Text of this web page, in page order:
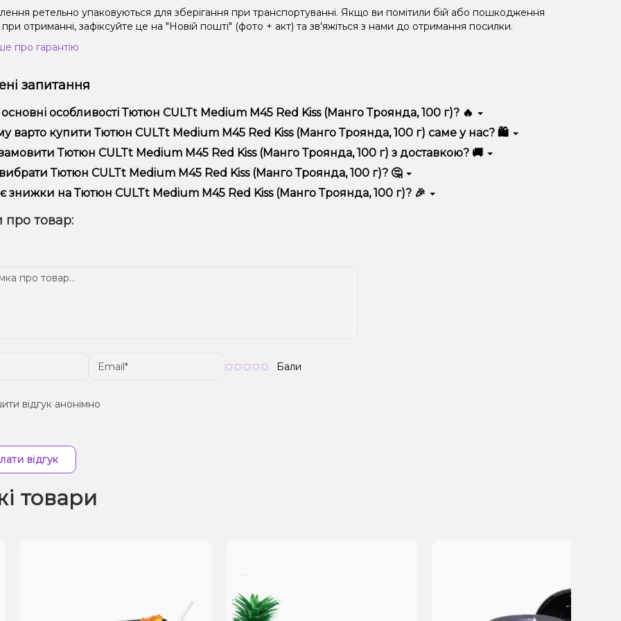
ретельно упаковуються для зберігання при транспортуванні. Якщо ви помітили бій або пошкодження
отриманні, зафіксуйте це на "Новій пошті" (фото + акт) та зв'яжіться з нами до отримання посилки.
про гарантію
запитання
основні особливості Тютюн CULTt Medium M45 Red Kiss (Манго Троянда, 100 г)? 🔥
CULTt Medium M45 Red Kiss (Манго Троянда, 100 г) відрізняється високою якістю, зручністю використання та
варто купити Тютюн CULTt Medium M45 Red Kiss (Манго Троянда, 100 г) саме у нас? 🛍️
тільки оригінальну продукцію, широкий асортимент, вигідні ціни та швидку доставку. Крім того, у нас
Тютюн CULTt Medium M45 Red Kiss (Манго Троянда, 100 г) з доставкою? 🚚
замовлення можна в кілька кліків:
Додайте Тютюн CULTt Medium M45 Red Kiss (Манго Троянда, 100 г) до кошика.
Виберіть зручний спосіб оплати та доставки.
Тютюн CULTt Medium M45 Red Kiss (Манго Троянда, 100 г)? 🤔
залежить від ваших уподобань – наприклад, якщо це кальян, враховуйте розмір, матеріал та тип чаші, якщо
– потужність та смак. Наші менеджери допоможуть підібрати ідеальний варіант.
знижки на Тютюн CULTt Medium M45 Red Kiss (Манго Троянда, 100 г)? 🎉
телеграм-каналі, щоб не проґавити вигідні пропозиції!
про товар:
Бали
відгук анонімно
відгук
товари